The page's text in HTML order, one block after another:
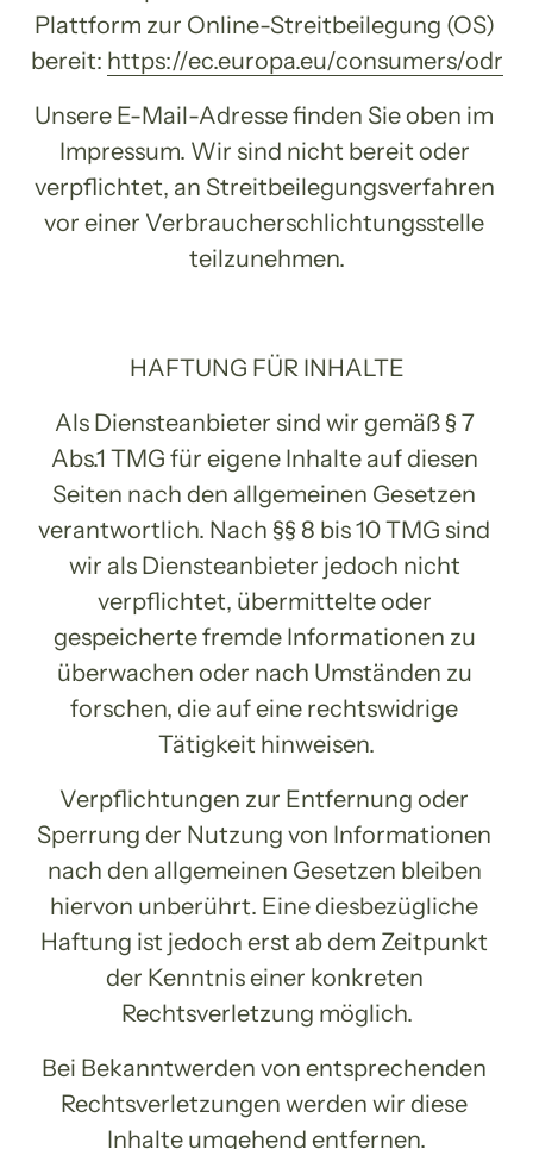
Plattform zur Online-Streitbeilegung (OS)
bereit: https://ec.europa.eu/consumers/odr
Unsere E-Mail-Adresse finden Sie oben im
Impressum. Wir sind nicht bereit oder
verpflichtet, an Streitbeilegungsverfahren
vor einer Verbraucherschlichtungsstelle
teilzunehmen.
HAFTUNG FÜR INHALTE
Als Diensteanbieter sind wir gemäß § 7
Abs.1 TMG für eigene Inhalte auf diesen
Seiten nach den allgemeinen Gesetzen
verantwortlich. Nach §§ 8 bis 10 TMG sind
wir als Diensteanbieter jedoch nicht
verpflichtet, übermittelte oder
gespeicherte fremde Informationen zu
überwachen oder nach Umständen zu
forschen, die auf eine rechtswidrige
Tätigkeit hinweisen.
Verpflichtungen zur Entfernung oder
Sperrung der Nutzung von Informationen
nach den allgemeinen Gesetzen bleiben
hiervon unberührt. Eine diesbezügliche
Haftung ist jedoch erst ab dem Zeitpunkt
der Kenntnis einer konkreten
Rechtsverletzung möglich.
Bei Bekanntwerden von entsprechenden
Rechtsverletzungen werden wir diese
Inhalte umgehend entfernen.